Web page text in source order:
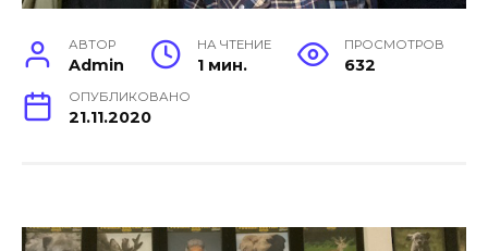
АВТОР
Admin
НА ЧТЕНИЕ
1 мин.
ПРОСМОТРОВ
632
ОПУБЛИКОВАНО
21.11.2020